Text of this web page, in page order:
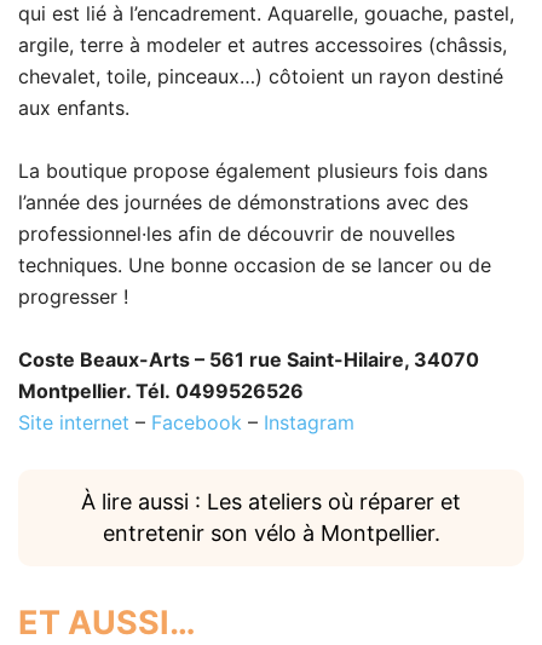
qui est lié à l’encadrement. Aquarelle, gouache, pastel,
argile, terre à modeler et autres accessoires (châssis,
chevalet, toile, pinceaux…) côtoient un rayon destiné
aux enfants.
La boutique propose également plusieurs fois dans
l’année des journées de démonstrations avec des
professionnel·les afin de découvrir de nouvelles
techniques. Une bonne occasion de se lancer ou de
progresser !
Coste Beaux-Arts – 561 rue Saint-Hilaire, 34070
Montpellier. Tél. 0499526526
Site internet – Facebook – Instagram
À lire aussi : Les ateliers où réparer et
entretenir son vélo à Montpellier.
ET AUSSI…